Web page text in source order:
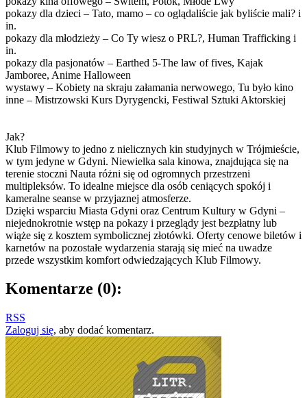
pokazy dla dzieci – Tato, mamo – co oglądaliście jak byliście mali? i
in.
pokazy dla młodzieży – Co Ty wiesz o PRL?, Human Trafficking i
in.
pokazy dla pasjonatów – Earthed 5-The law of fives, Kajak
Jamboree, Anime Halloween
wystawy – Kobiety na skraju załamania nerwowego, Tu było kino
inne – Mistrzowski Kurs Dyrygencki, Festiwal Sztuki Aktorskiej
Jak?
Klub Filmowy to jedno z nielicznych kin studyjnych w Trójmieście,
w tym jedyne w Gdyni. Niewielka sala kinowa, znajdująca się na
terenie stoczni Nauta różni się od ogromnych przestrzeni
multipleksów. To idealne miejsce dla osób ceniących spokój i
kameralne seanse w przyjaznej atmosferze.
Dzięki wsparciu Miasta Gdyni oraz Centrum Kultury w Gdyni –
niejednokrotnie wstęp na pokazy i przeglądy jest bezpłatny lub
wiąże się z kosztem symbolicznej złotówki. Oferty cenowe biletów i
karnetów na pozostałe wydarzenia starają się mieć na uwadze
przede wszystkim komfort odwiedzających Klub Filmowy.
Komentarze (0):
RSS
Zaloguj się, aby dodać komentarz.